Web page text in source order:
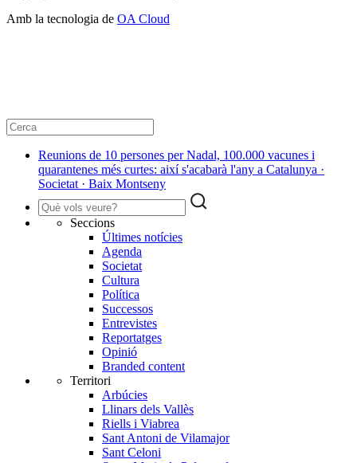
Amb la tecnologia de OA Cloud
Reunions de 10 persones per Nadal, 100.000 vacunes i
quarantenes més curtes: així s'acabarà l'any a Catalunya ·
Societat · Baix Montseny
Seccions
Últimes notícies
Agenda
Societat
Cultura
Política
Successos
Entrevistes
Reportatges
Opinió
Branded content
Territori
Arbúcies
Llinars dels Vallès
Riells i Viabrea
Sant Antoni de Vilamajor
Sant Celoni